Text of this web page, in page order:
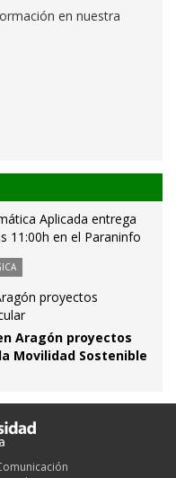
en nuestra
Aplicada entrega
11:00h en el Paraninfo
proyectos
Aragón proyectos
Movilidad Sostenible